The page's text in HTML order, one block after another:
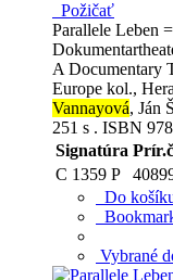
Požičať
Parallele Leben
A Documentary
Europe kol.,
Vannayová, Ján
251 s . ISBN
Signatúra
C 1359 P
Do
Vybrané